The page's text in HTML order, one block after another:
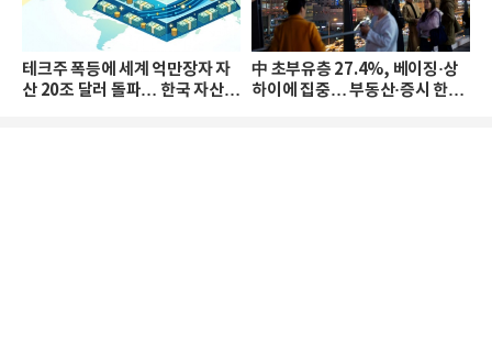
테크주 폭등에 세계 억만장자 자
산 20조 달러 돌파… 한국 자산
中 초부유층 27.4%, 베이징·상
하이에 집중… 부동산·증시 한파